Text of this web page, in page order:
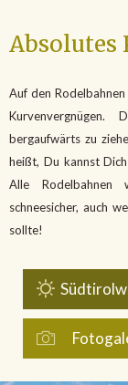
Absolutes
Auf den
bergaufwärts zu
heißt, Du kannst
Alle Rodelbahnen
schneesicher, auch
sollte!